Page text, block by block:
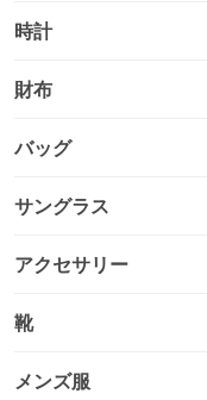
時計
財布
バッグ
サングラス
アクセサリー
靴
メンズ服